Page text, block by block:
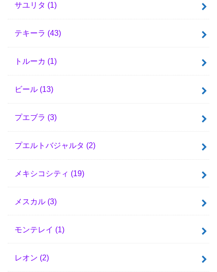
サユリタ (1)
テキーラ (43)
トルーカ (1)
ビール (13)
プエブラ (3)
プエルトバジャルタ (2)
メキシコシティ (19)
メスカル (3)
モンテレイ (1)
レオン (2)